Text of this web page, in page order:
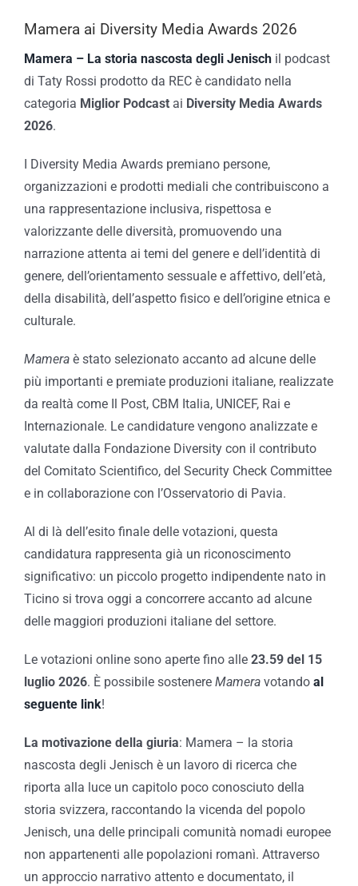
Mamera ai Diversity Media Awards 2026
Mamera – La storia nascosta degli Jenisch il podcast
di Taty Rossi prodotto da REC è candidato nella
categoria Miglior Podcast ai Diversity Media Awards
2026.
I Diversity Media Awards premiano persone,
organizzazioni e prodotti mediali che contribuiscono a
una rappresentazione inclusiva, rispettosa e
valorizzante delle diversità, promuovendo una
narrazione attenta ai temi del genere e dell’identità di
genere, dell’orientamento sessuale e affettivo, dell’età,
della disabilità, dell’aspetto fisico e dell’origine etnica e
culturale.
Mamera è stato selezionato accanto ad alcune delle
più importanti e premiate produzioni italiane, realizzate
da realtà come Il Post, CBM Italia, UNICEF, Rai e
Internazionale. Le candidature vengono analizzate e
valutate dalla Fondazione Diversity con il contributo
del Comitato Scientifico, del Security Check Committee
e in collaborazione con l’Osservatorio di Pavia.
Al di là dell’esito finale delle votazioni, questa
candidatura rappresenta già un riconoscimento
significativo: un piccolo progetto indipendente nato in
Ticino si trova oggi a concorrere accanto ad alcune
delle maggiori produzioni italiane del settore.
Le votazioni online sono aperte fino alle 23.59 del 15
luglio 2026. È possibile sostenere Mamera votando al
seguente link!
La motivazione della giuria: Mamera – la storia
nascosta degli Jenisch è un lavoro di ricerca che
riporta alla luce un capitolo poco conosciuto della
storia svizzera, raccontando la vicenda del popolo
Jenisch, una delle principali comunità nomadi europee
non appartenenti alle popolazioni romanì. Attraverso
un approccio narrativo attento e documentato, il